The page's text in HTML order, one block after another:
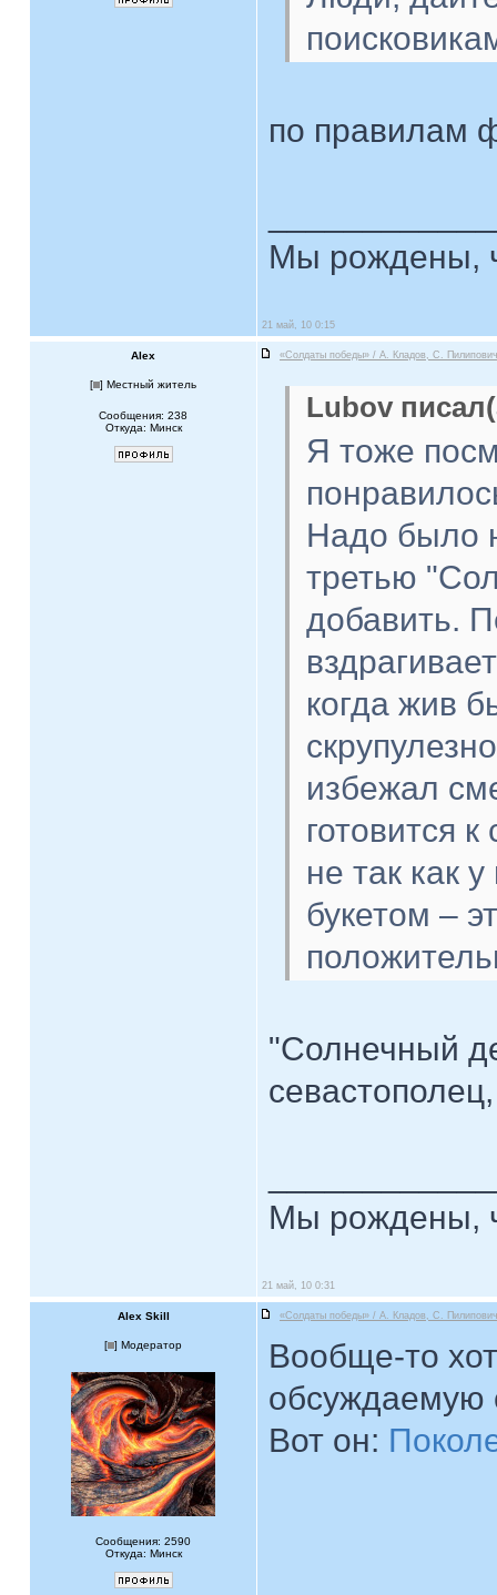
по правилам
Мы рождены,
21 май, 10 0:15
Alex «Солдаты победы» / А. Кладов, С.
[ ] Местный житель
Сообщения: 238
Откуда: Минск
Lubov
Я тоже
Надо было
третью
добавить.
когда жив
избежал
готовится
не так как
букетом –
"Солнечный
Мы рождены,
21 май, 10 0:31
Alex Skill «Солдаты победы» / А. Кладов, С.
[ ] Модератор
Сообщения: 2590
Откуда: Минск
Вообще-то
обсуждаемую
Вот он: